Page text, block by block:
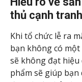
thủ cạnh tranh
Khi tổ chức lễ ra
bạn không có
sẽ không đạt hiệu
phẩm sẽ giúp